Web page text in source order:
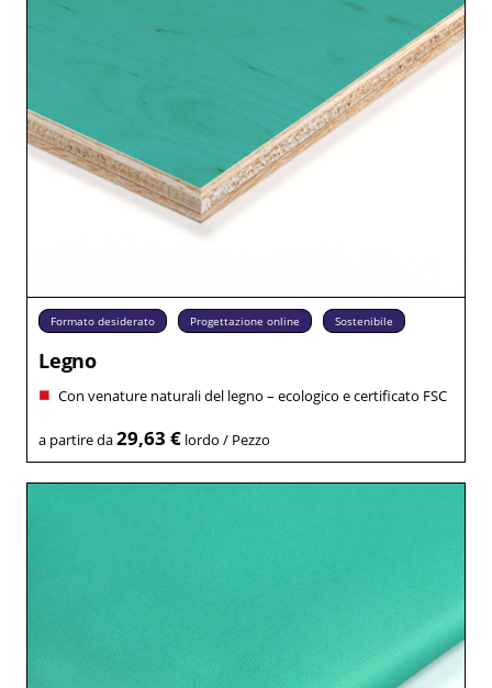
Formato desiderato Progettazione online Sostenibile
Legno
Con venature naturali del legno – ecologico e certificato FSC
a partire da29,63 €lordo / Pezzo